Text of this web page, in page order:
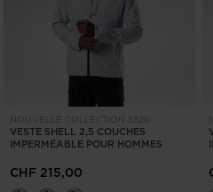
NOUVELLE COLLECTION SS26
VESTE SHELL 2,5 COUCHES
IMPERMÉABLE POUR HOMMES
CHF 215,00